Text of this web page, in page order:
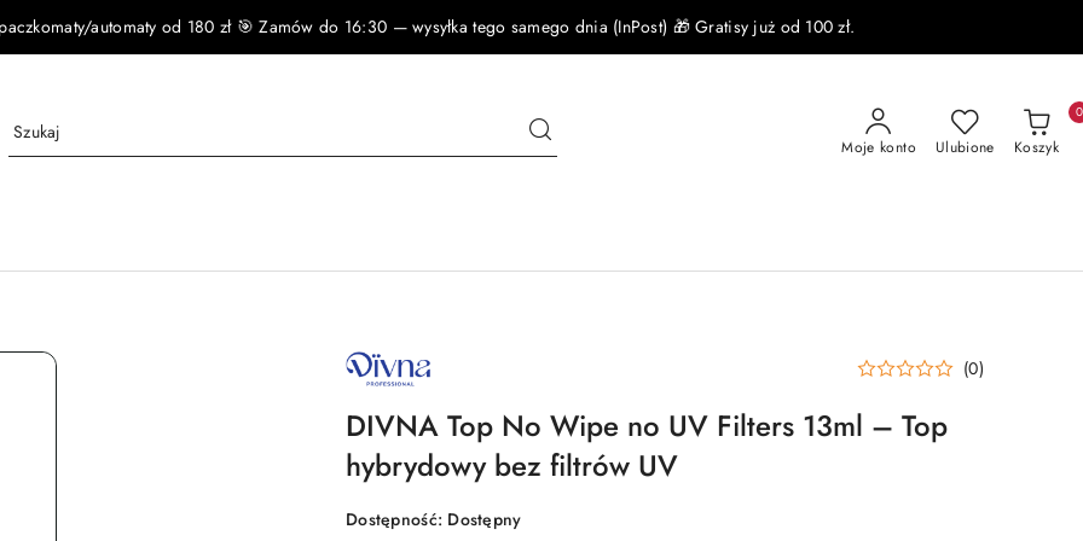
automaty od 180 zł 🎯 Zamów do 16:30 — wysyłka tego samego dnia (InPost) 🎁 Gratisy już od 100 zł.
Moje konto Ulubione Koszyk
0
NAZWA
PRODUCENTA:
DIVNA
(0)
DIVNA Top No Wipe no UV Filters 13ml – Top
hybrydowy bez filtrów UV
Dostępność: Dostępny